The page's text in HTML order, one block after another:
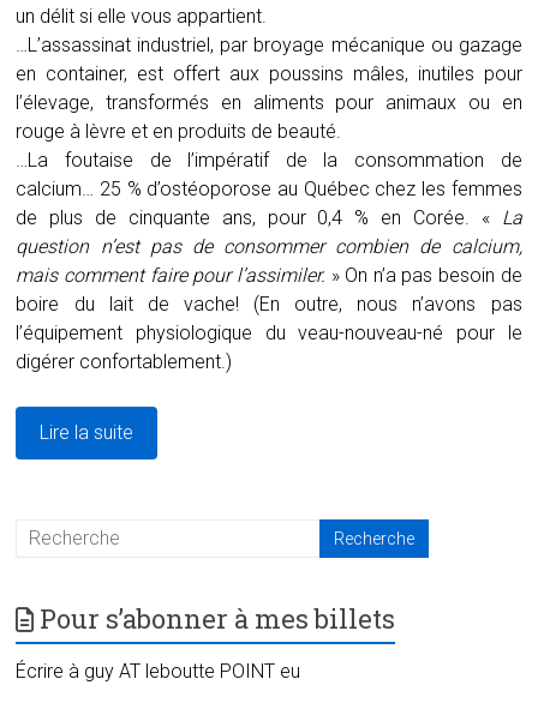
un délit si elle vous appartient.
…L’assassinat industriel, par broyage mécanique ou gazage
en container, est offert aux poussins mâles, inutiles pour
l’élevage, transformés en aliments pour animaux ou en
rouge à lèvre et en produits de beauté.
…La foutaise de l’impératif de la consommation de
calcium… 25 % d’ostéoporose au Québec chez les femmes
de plus de cinquante ans, pour 0,4 % en Corée. « La
question n’est pas de consommer combien de calcium,
mais comment faire pour l’assimiler.» On n’a pas besoin de
boire du lait de vache! (En outre, nous n’avons pas
l’équipement physiologique du veau-nouveau-né pour le
digérer confortablement.)
Lire la suite
Pour s’abonner à mes billets
Écrire à guy AT leboutte POINT eu